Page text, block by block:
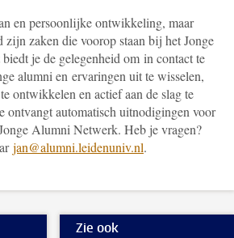
en persoonlijke ontwikkeling, maar
zijn zaken die voorop staan bij het Jonge
je de gelegenheid om in contact te
alumni en ervaringen uit te wisselen,
ontwikkelen en actief aan de slag te
ontvangt automatisch uitnodigingen voor
Alumni Netwerk. Heb je vragen?
jan@alumni.leidenuniv.nl.
Zie ook